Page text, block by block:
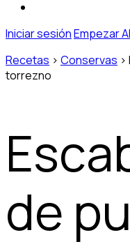
Iniciar sesiónEmpezar
Recetas > Conservas >
torrezno
de